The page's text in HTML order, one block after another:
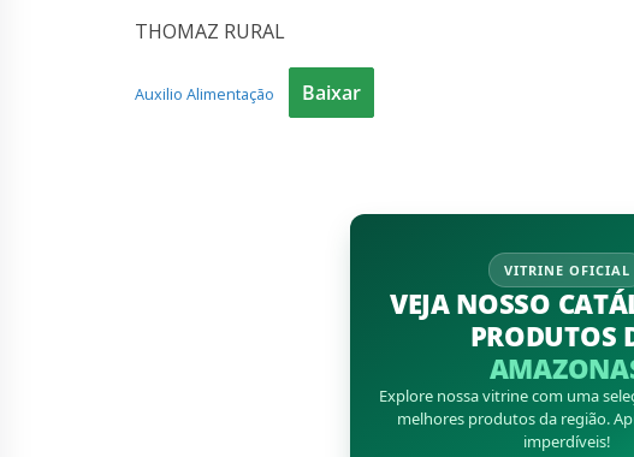
THOMAZ RURAL
Auxilio Alimentação Baixar
VITRINE OFICIAL
VEJA NOSSO
PRODUTOS
Explore nossa vitrine com uma
melhores produtos da região.
imperdíveis!